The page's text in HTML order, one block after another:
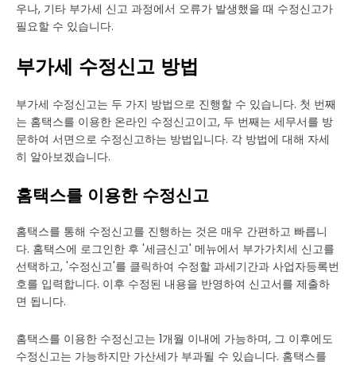
우나, 기타 부가세 신고 과정에서 오류가 발생했을 때 수정신고가
필요할 수 있습니다.
부가세 수정신고 방법
부가세 수정신고는 두 가지 방법으로 진행할 수 있습니다. 첫 번째
는 홈택스를 이용한 온라인 수정신고이고, 두 번째는 세무서를 방
문하여 서면으로 수정신고하는 방법입니다. 각 방법에 대해 자세
히 알아보겠습니다.
홈택스를 이용한 수정신고
홈택스를 통해 수정신고를 진행하는 것은 매우 간편하고 빠릅니
다. 홈택스에 로그인한 후 '세금신고' 메뉴에서 부가가치세 신고를
선택하고, '수정신고'를 클릭하여 수정할 과세기간과 사업자등록번
호를 입력합니다. 이후 수정된 내용을 반영하여 신고서를 제출하
면 됩니다.
홈택스를 이용한 수정신고는 1개월 이내에 가능하며, 그 이후에도
수정신고는 가능하지만 가산세가 부과될 수 있습니다. 홈택스를